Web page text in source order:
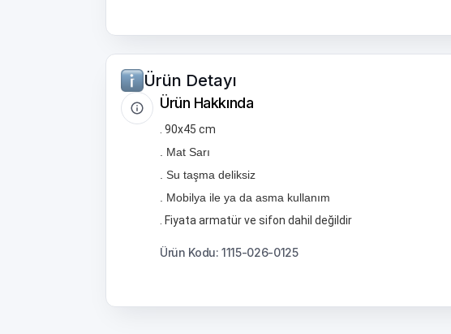
Ürün Detayı
Ürün Hakkında
. 90x45 cm
. Mat Sarı
. Su taşma deliksiz
. Mobilya ile ya da asma kullanım
. Fiyata armatür ve sifon dahil değildir
Ürün Kodu: 1115-026-0125